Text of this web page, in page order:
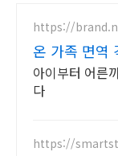
https://
온 가족 면역
아이부터 어른
다
https://